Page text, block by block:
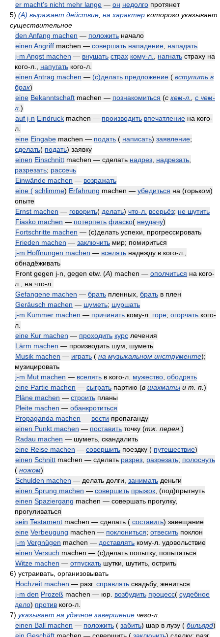
er macht's nicht mehr lange — он недолго протянет
5) (A) выражает действие на характер которого указывает
существительное
den Anfang machen — положить начало
einen Angriff machen — совершать нападение нападать
j-m Angst machen — внушать страх кому-л. нагнать страху на
кого-л., напугать кого-л.
einen Antrag machen — (с)делать предложение ( вступить в
брак)
eine Bekanntschaft machen — познакомиться (с кем-л.
с чем-
л )
auf j-n Eindruck machen — производить впечатление на кого-
л.
eine Eingabe machen — подать ( написать) заявление;
сделать( подать) заявку
einen Einschnitt machen — сделать надрез надрезать
разрезать; рассечь
Einwände machen — возражать
eine ( schlimme) Erfahrung machen — убедиться на (горьком)
опыте
Ernst machen — говорить( делать) что-л. всерьёз; не шутить
Fiasko machen — потерпеть фиаско( неудачу)
Fortschritte machen — (с)делать успехи, прогрессировать
Frieden machen — заключить мир; помириться
j-m Hoffnungen machen — вселять надежду в кого-л.,
обнадёживать
Front gegen j-n, gegen etw. (A) machen — ополчиться на кого-
л., на что-л.
Gefangene machen — брать пленных, брать в плен
Geräusch machen — шуметь; шуршать
j-m Kummer machen — причинить кому-л. горе; огорчать кого-
л.
eine Kur machen — проходить курс лечения
Lärm machen — производить шум, шуметь
Musik machen — играть ( на музыкальном инструменте);
музицировать
j-m Mut machen — вселять в кого-л. мужество ободрять
eine Partie machen — сыграть партию (в шахматы и т. п. )
Pläne machen — строить планы
Pleite machen — обанкротиться
Propaganda machen — вести пропаганду
einen Punkt machen — поставить точку (тж. перен. )
Radau machen — шуметь, скандалить
eine Reise machen — совершить поездку ( путешествие)
einen Schnitt machen — сделать разрез разрезать; полоснуть
( ножом)
Schulden machen — делать долги, занимать деньги
einen Sprung machen — совершить прыжок , (под)прыгнуть
einen Spaziergang machen — совершать прогулку,
прогуливаться
sein Testament machen — сделать ( составить) завещание
eine Verbeugung machen — поклониться; отвесить поклон
j-m Vergnügen machen — доставлять кому-л. удовольствие
einen Versuch machen — (с)делать попытку, попытаться
Witze machen — отпускать шутки, шутить, острить
6) устраивать, организовывать
Hochzeit machen — разг. справлять свадьбу, жениться
j-m den Prozeß machen — юр. возбудить процесс( судебное
дело) против кого-л.
7) указывает на удачное завершение чего-л.
einen Ball machen — положить ( забить) шар в лузу ( бильярд)